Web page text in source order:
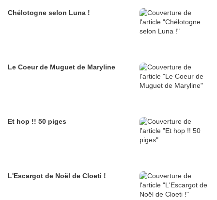
Chélotogne selon Luna !
Le Coeur de Muguet de Maryline
Et hop !! 50 piges
L'Escargot de Noël de Cloeti !